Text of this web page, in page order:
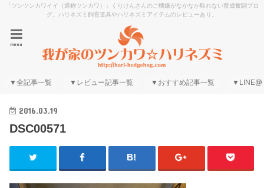
「ツンツンカワイイ（通称ツンカワ）」くりけんさんのご機嫌がなかなか取れない育成奮闘ブロ
グ。ハリネズミ飼育道具やハリネズミアイテムのレビューあり。
menu
▼全記事一覧 ▼レビュー記事一覧 ▼おすすめ記事一覧 ▼LINE@
2016.03.19
DSC00571